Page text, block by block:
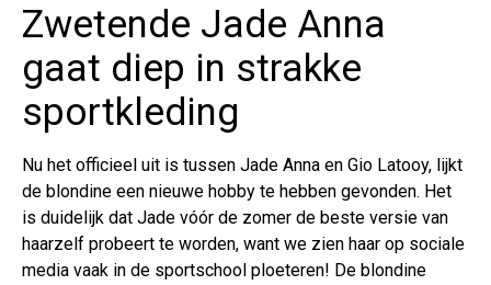
Zwetende Jade Anna
gaat diep in strakke
sportkleding
Nu het officieel uit is tussen Jade Anna en Gio Latooy, lijkt
de blondine een nieuwe hobby te hebben gevonden. Het
is duidelijk dat Jade vóór de zomer de beste versie van
haarzelf probeert te worden, want we zien haar op sociale
media vaak in de sportschool ploeteren! De blondine